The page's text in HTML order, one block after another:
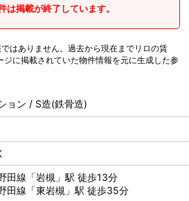
は掲載が終了しています。
はありません。過去から現在までリロの賃
に掲載されていた物件情報を元に生成した参
ョン / S造(鉄骨造)
田線「岩槻」駅 徒歩13分
田線「東岩槻」駅 徒歩35分